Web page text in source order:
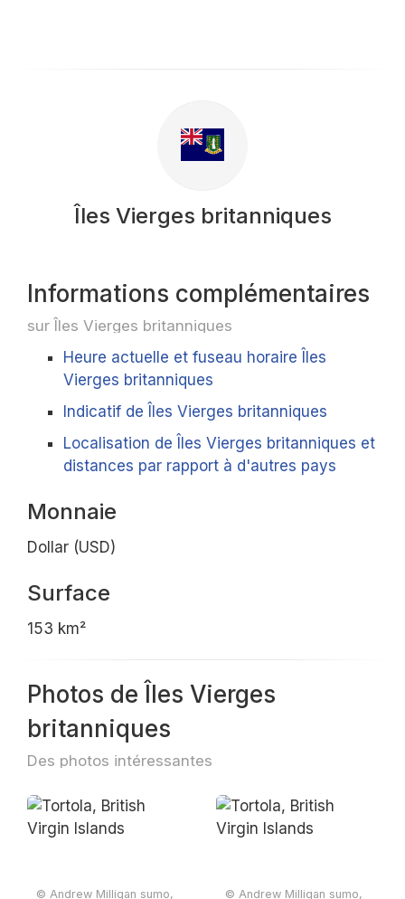
Îles Vierges britanniques
Informations complémentaires
sur Îles Vierges britanniques
Heure actuelle et fuseau horaire Îles
Vierges britanniques
Indicatif de Îles Vierges britanniques
Localisation de Îles Vierges britanniques et
distances par rapport à d'autres pays
Monnaie
Dollar (USD)
Surface
153 km²
Photos de Îles Vierges
britanniques
Des photos intéressantes
© Andrew Milligan sumo, © Andrew Milligan sumo,